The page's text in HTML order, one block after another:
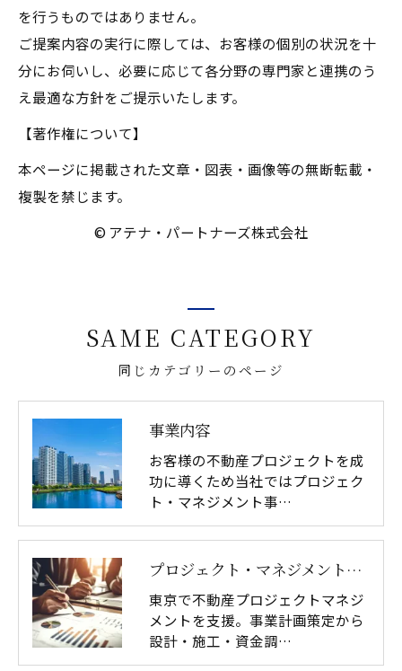
を行うものではありません。
ご提案内容の実行に際しては、お客様の個別の状況を十
分にお伺いし、必要に応じて各分野の専門家と連携のう
え最適な方針をご提示いたします。
【著作権について】
本ページに掲載された文章・図表・画像等の無断転載・
複製を禁じます。
© アテナ・パートナーズ株式会社
同じカテゴリーのページ
SAME CATEGORY
事業内容
お客様の不動産プロジェクトを成
功に導くため当社ではプロジェク
ト・マネジメント事…
プロジェクト・マネジメント事業
東京で不動産プロジェクトマネジ
メントを支援。事業計画策定から
設計・施工・資金調…